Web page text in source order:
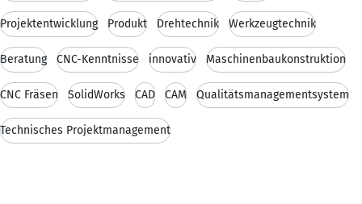
Projektentwicklung Produkt Drehtechnik Werkzeugtechnik
Beratung CNC-Kenntnisse innovativ Maschinenbaukonstruktion
CNC Fräsen SolidWorks CAD CAM Qualitätsmanagementsystem
Technisches Projektmanagement